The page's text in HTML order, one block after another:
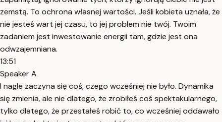
zemstą. To ochrona własnej wartości. Jeśli kobieta uznała, że
nie jesteś wart jej czasu, to jej problem nie twój. Twoim
zadaniem jest inwestowanie energii tam, gdzie jest ona
odwzajemniana.
13:51
Speaker A
I nagle zaczyna się coś, czego wcześniej nie było. Dynamika
się zmienia, ale nie dlatego, że zrobiłeś coś spektakularnego,
tylko dlatego, że przestałeś robić to, co wcześniej oddawało